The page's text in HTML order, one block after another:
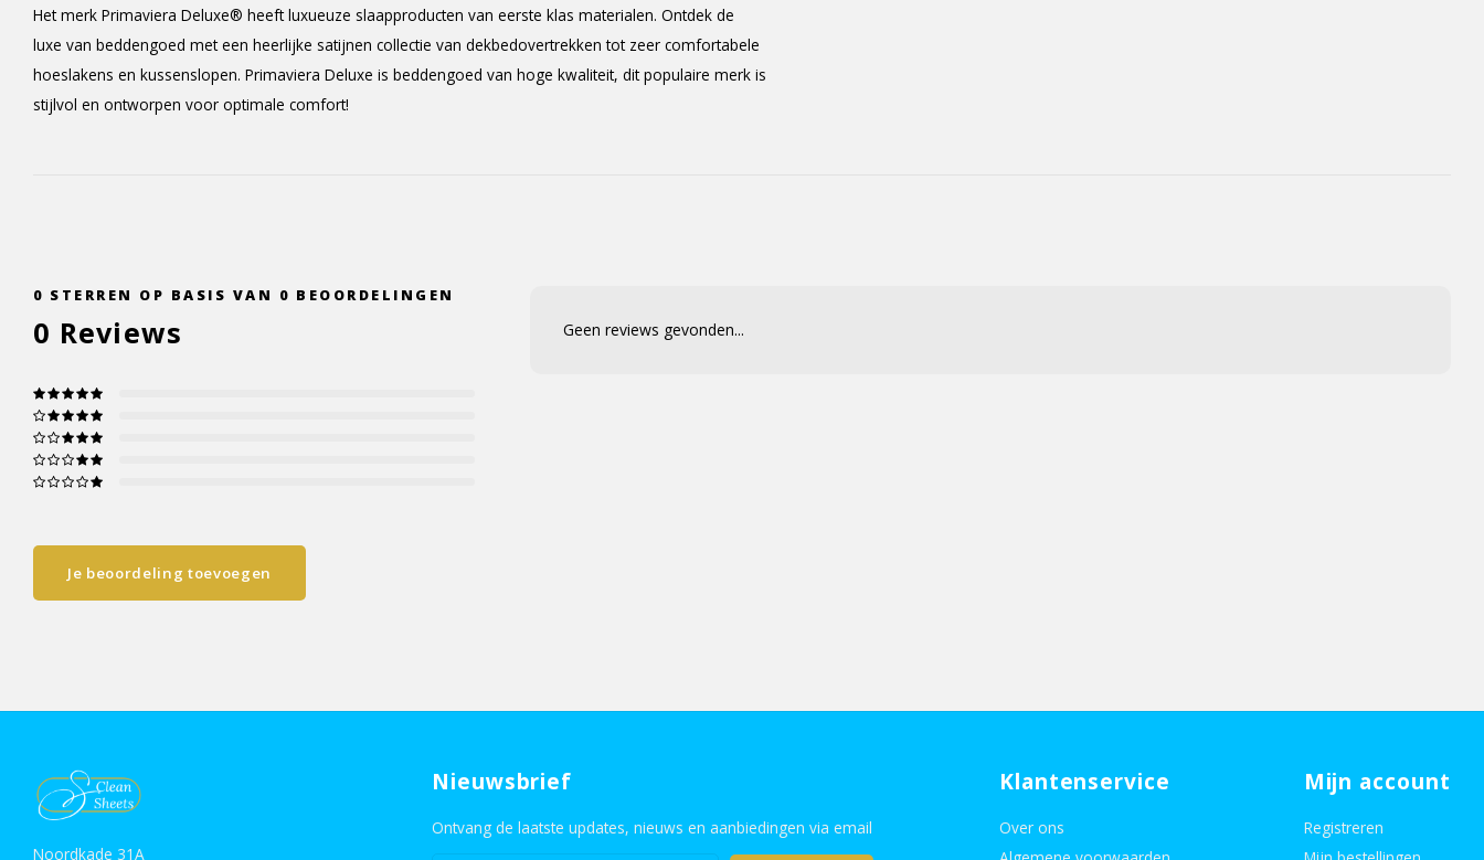
Het merk Primaviera Deluxe® heeft luxueuze slaapproducten van eerste klas materialen. Ontdek de
luxe van beddengoed met een heerlijke satijnen collectie van dekbedovertrekken tot zeer comfortabele
hoeslakens en kussenslopen. Primaviera Deluxe is beddengoed van hoge kwaliteit, dit populaire merk is
stijlvol en ontworpen voor optimale comfort!
0 STERREN OP BASIS VAN 0 BEOORDELINGEN
0 Reviews
Je beoordeling toevoegen
Geen reviews gevonden...
Noordkade 31A
Nieuwsbrief
Ontvang de laatste updates, nieuws en aanbiedingen via email
Klantenservice
Over ons
Mijn account
Registreren